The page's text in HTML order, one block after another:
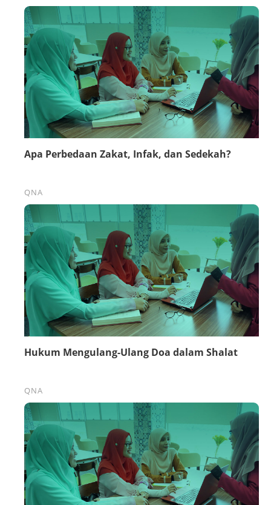
Apa Perbedaan Zakat, Infak, dan Sedekah?
QNA
Hukum Mengulang-Ulang Doa dalam Shalat
QNA